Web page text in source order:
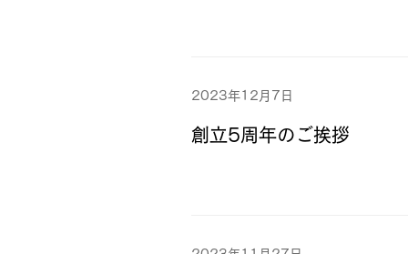
2023年12月7日
創立5周年のご挨拶